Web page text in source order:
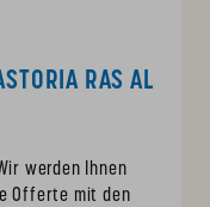
RAS AL
werden Ihnen
Offerte mit den